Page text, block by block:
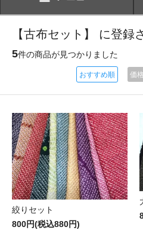
【古布セット】 に登録
5件の商品が見つかりました
おすすめ順 価
絞りセット
800円(税込880円)